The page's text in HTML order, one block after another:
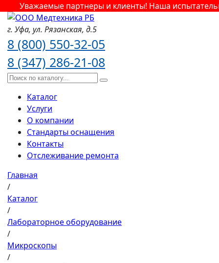
Уважаемые партнеры и клиенты! Наша
г. Уфа, ул. Рязанская, д.5
8 (800) 550-32-05
8 (347) 286-21-08
Каталог
Услуги
О компании
Стандарты оснащения
Контакты
Отслеживание ремонта
Главная
/
Каталог
/
Лабораторное оборудование
/
Микроскопы
/